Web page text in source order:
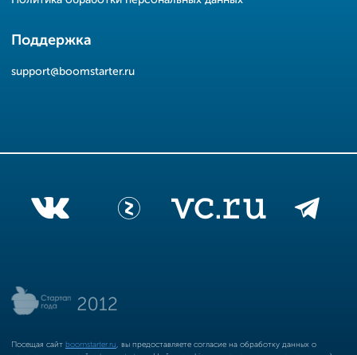
Поддержка
support@boomstarter.ru
Посещая сайт boomstarter.ru , вы предоставляете согласие на обработку данных о